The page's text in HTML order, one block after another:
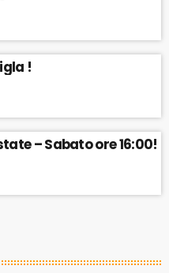
!
– Sabato ore 16:00!